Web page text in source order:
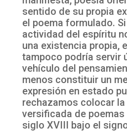
sentido de su propia
el poema formulado.
actividad del espíritu
una existencia propia,
tampoco podría servir
vehículo del
menos constituir un
expresión en estado
rechazamos colocar
versificada de
siglo XVIII bajo el